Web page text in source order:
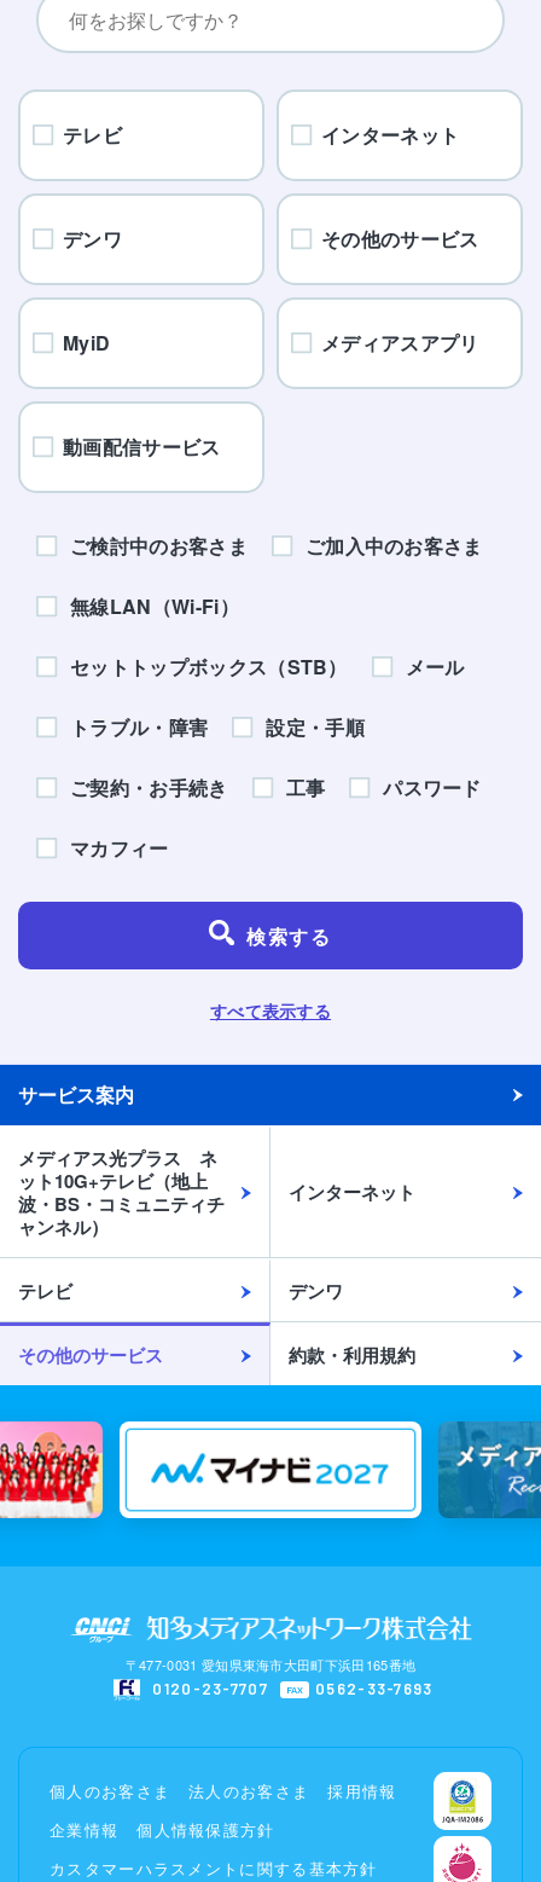
サービス案内
メディアス光プラス ネ
ット10G+テレビ（地上
波・BS・コミュニティチ
ャンネル）
インターネット
テレビ デンワ
その他のサービス 約款・利用規約
テレビ インターネット
デンワ その他のサービス
MyiD メディアスアプリ
動画配信サービス
ご検討中のお客さま ご加入中のお客さま
無線LAN（Wi-Fi）
セットトップボックス（STB） メール
トラブル・障害 設定・手順
ご契約・お手続き 工事 パスワード
マカフィー
検索する
すべて表示する
〒477-0031 愛知県東海市大田町下浜田165番地
0120-23-7707
FAX 0562-33-7693
個人のお客さま 法人のお客さま
採用情報
企業情報
個人情報保護方針
カスタマーハラスメントに関する基本方針